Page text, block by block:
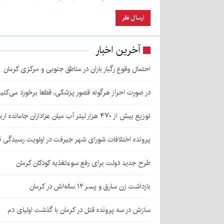
آخرین اخبار
احتمال وقوع رگبار باران در مناطق جنوبی و مرکزی کرمان
در صورت احراز هرگونه قصور پزشکی، قطعا برخورد
توزیع بیش از ۴۷۰ هزار لیتر آب میان عزاداران جامانده اربعین در کرمان
پرونده اختلافات شورای شهر جیرفت در اولویت
طرح جدید دولت برای رفع سوءتغذیه کودکان کرمان
بازداشت زن سارق و پسر ۱۲ ساله‌اش در کرمان
سازش در سه پرونده قتل در کرمان با گذشت اولیای دم